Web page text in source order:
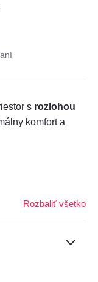
s rozlohou
komfort a
Rozbaliť všetko